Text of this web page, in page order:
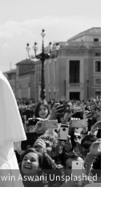
Aswani Unsplashed